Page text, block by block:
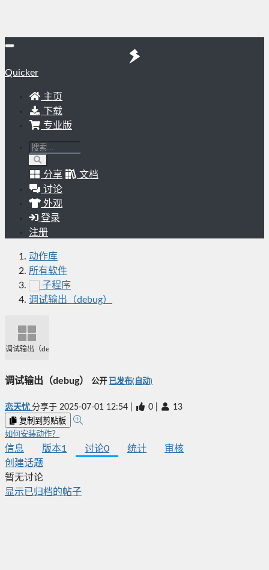
Quicker
主页
下载
专业版
分享
文档
讨论
外观
登录
注册
动作库
所有软件
子程序
调试输出（debug）
调试输出（debug）
调试输出（debug） 公开 已发布(自动)
恋天忧 分享于 2025-07-01 12:54 0 13
复制到剪贴板
如何安装动作？
信息 版本1 讨论0 统计
审核
创建话题
暂无讨论
显示已归档的帖子